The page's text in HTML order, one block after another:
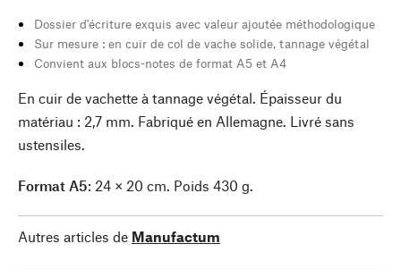
Dossier d'écriture exquis avec valeur ajoutée méthodologique
Sur mesure : en cuir de col de vache solide, tannage végétal
Convient aux blocs-notes de format A5 et A4
En cuir de vachette à tannage végétal. Épaisseur du
matériau : 2,7 mm. Fabriqué en Allemagne. Livré sans
ustensiles.
Format A5: 24 × 20 cm. Poids 430 g.
Autres articles de Manufactum